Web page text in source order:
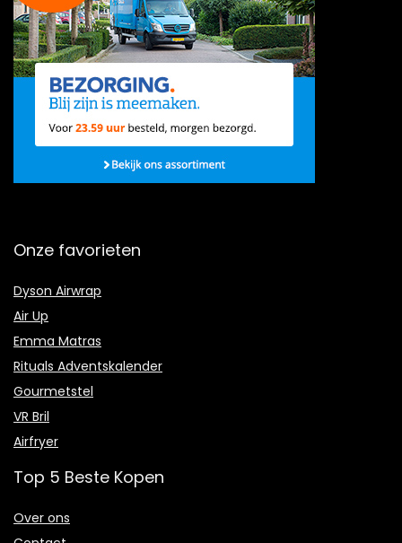
Onze favorieten
Dyson Airwrap
Air Up
Emma Matras
Rituals Adventskalender
Gourmetstel
VR Bril
Airfryer
Top 5 Beste Kopen
Over ons